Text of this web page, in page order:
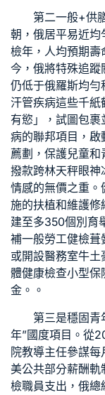
第二一般+供
朝，俄居平易近
檢年，人均預期
今，俄將特殊追
仍低于俄羅斯均勻
汗管疾病這些千
有慾」，試圖包
病的聯邦項目，
薦劃，保護兒童和
撥款跨林天秤眼神
情感的無價之重。
施的扶植和維護修
建至多350個別育
補一般勞工健檢葺
或開設醫務室牛
體健康檢查小型保
金。。
第三是穩固青
年”國度項目。從
院教導主任參謀
美公共部分薪酬
檢職員支出，俄